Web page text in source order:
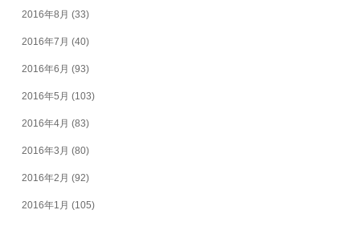
2016年8月 (33)
2016年7月 (40)
2016年6月 (93)
2016年5月 (103)
2016年4月 (83)
2016年3月 (80)
2016年2月 (92)
2016年1月 (105)